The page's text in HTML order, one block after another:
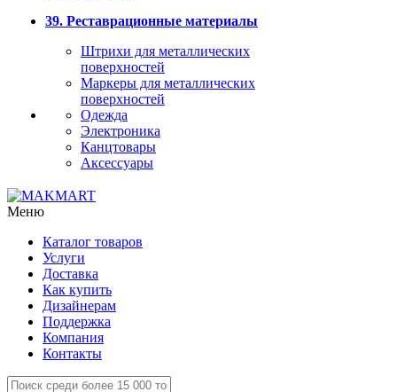
39. Реставрационные материалы
Штрихи для металлических
поверхностей
Маркеры для металлических
поверхностей
Одежда
Электроника
Канцтовары
Аксессуары
Меню
Каталог товаров
Услуги
Доставка
Как купить
Дизайнерам
Поддержка
Компания
Контакты